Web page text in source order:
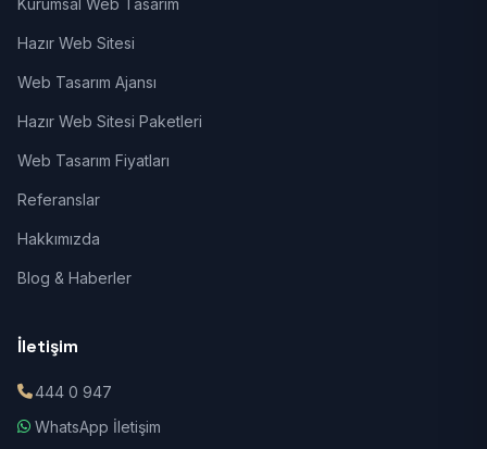
Kurumsal Web Tasarım
Hazır Web Sitesi
Web Tasarım Ajansı
Hazır Web Sitesi Paketleri
Web Tasarım Fiyatları
Referanslar
Hakkımızda
Blog & Haberler
İletişim
444 0 947
WhatsApp İletişim